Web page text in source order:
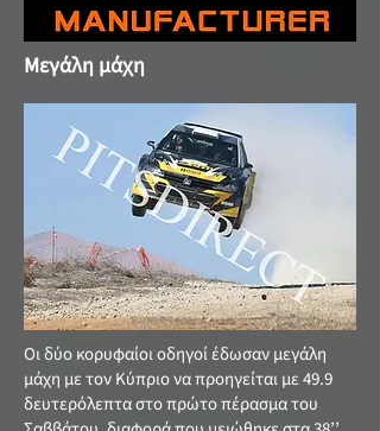
Μεγάλη μάχη
Οι δύο κορυφαίοι οδηγοί έδωσαν μεγάλη
μάχη με τον Κύπριο να προηγείται με 49.9
δευτερόλεπτα στο πρώτο πέρασμα του